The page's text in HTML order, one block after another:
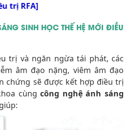
trị RFA]
SINH HỌC THẾ HỆ MỚI ĐIỀU
trị và ngăn ngừa tái phát, các
âm đạo nặng, viêm âm đạo
chứng sẽ được kết hợp điều trị
cùng công nghệ ánh sáng
giúp: